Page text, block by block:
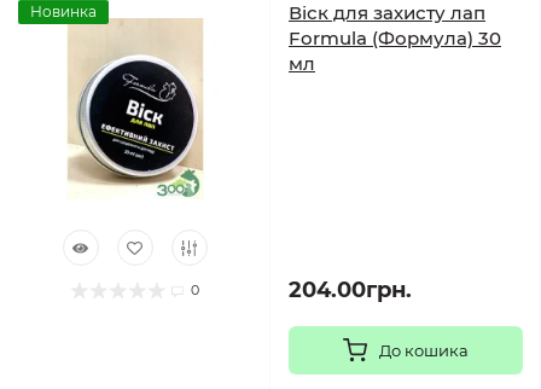
Новинка
0
Віск для захисту лап
Formula (Формула) 30
мл
204.00грн.
До кошика